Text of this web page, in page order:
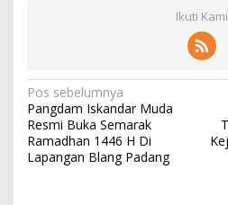
Ikuti Kami
N
a
v
i
Pos sebelumnya
Pangdam Iskandar Muda
Resmi Buka Semarak
Ramadhan 1446 H Di
Lapangan Blang Padang